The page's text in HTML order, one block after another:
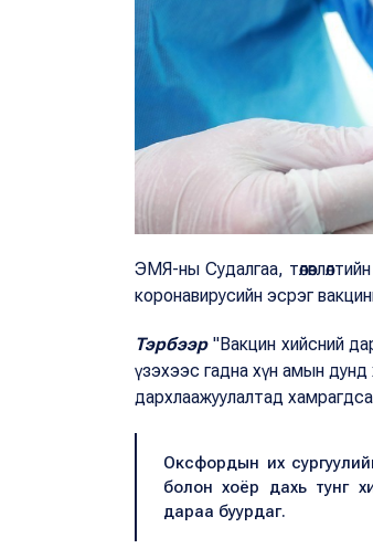
ЭМЯ-ны Судалгаа,
коронавирусийн эсрэг
Тэрбээр "Вакцин хийсний
үзэхээс гадна хүн амын дунд
дархлаажуулалтад
Оксфордын их
болон хоёр дахь тунг
дараа буурдаг.